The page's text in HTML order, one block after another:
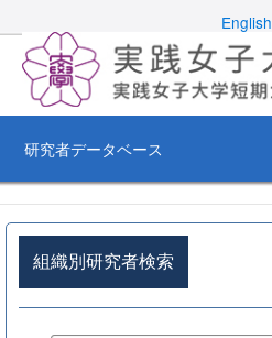
English
研究者データベース
組織別研究者検索